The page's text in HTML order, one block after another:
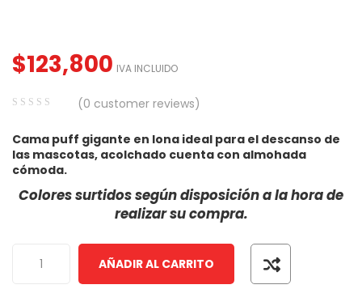
$123,800 IVA INCLUIDO
out
of
on
(0 customer reviews)
Cama puff gigante en lona ideal para el descanso de
las mascotas, acolchado cuenta con almohada
cómoda.
Colores surtidos según disposición a la hora de
realizar su compra.
AÑADIR AL CARRITO
Perros y Ga ...
–$8,900 IVA INCLUIDO
Perros y ...
$3,420–$8,480 IVA INCLUIDO
Cuadrado M ...
2,600